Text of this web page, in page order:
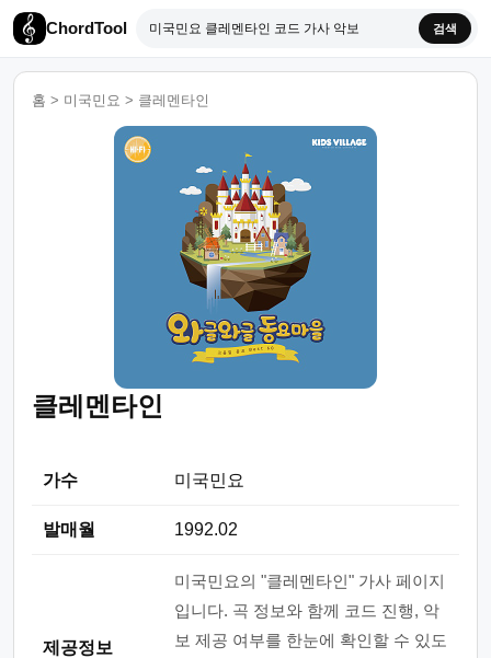
ChordTool 검색
홈 > 미국민요 > 클레멘타인
클레멘타인
가수 미국민요
발매월 1992.02
제공정보
미국민요의 "클레멘타인" 가사 페이지
입니다. 곡 정보와 함께 코드 진행, 악
보 제공 여부를 한눈에 확인할 수 있도